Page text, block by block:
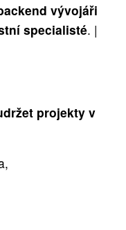
vývojáři
specialisté. |
projekty v